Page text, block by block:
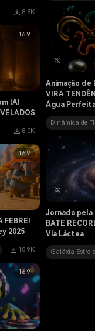
8.8K
Animação de
VIRA
Água
Dinâmica de
16:9
IA!
8.0K
Jornada pela
BATE
Via Láctea
Galáxia
16:9
FEBRE!
2025
18.9K
16:9